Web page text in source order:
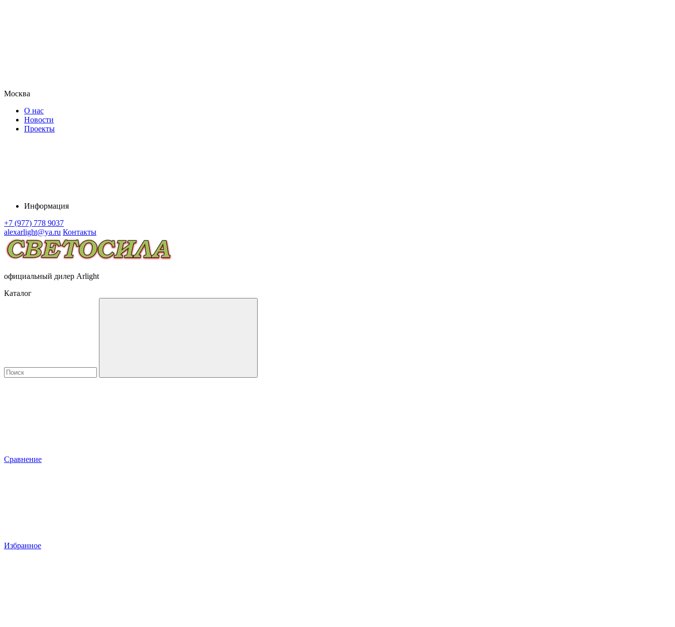
Москва
О нас
Новости
Проекты
Информация
+7 (977) 778 9037
alexarlight@ya.ru Контакты
официальный дилер Arlight
Каталог
Сравнение
Избранное